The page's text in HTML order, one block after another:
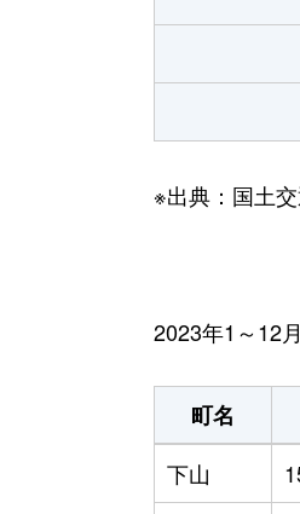
※出典：国土
2023年1～12
町名
下山